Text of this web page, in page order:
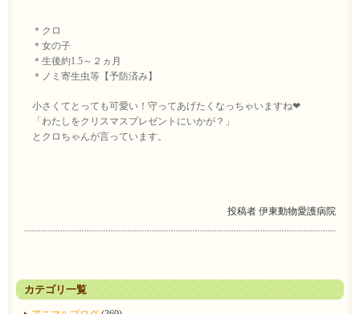
＊クロ
＊女の子
＊生後約1.5～２ヵ月
＊ノミ寄生虫等【予防済み】
小さくてとっても可愛い！守ってあげたくなっちゃいますね❤
「わたしをクリスマスプレゼントにいかが？」
とクロちゃんが言っています。
投稿者 伊東動物愛護病院
カテゴリ一覧